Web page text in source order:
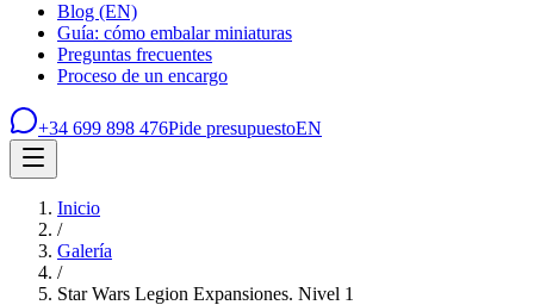
Blog (EN)
Guía: cómo embalar miniaturas
Preguntas frecuentes
Proceso de un encargo
+34 699 898 476Pide presupuestoEN
Inicio
/
Galería
/
Star Wars Legion Expansiones. Nivel 1